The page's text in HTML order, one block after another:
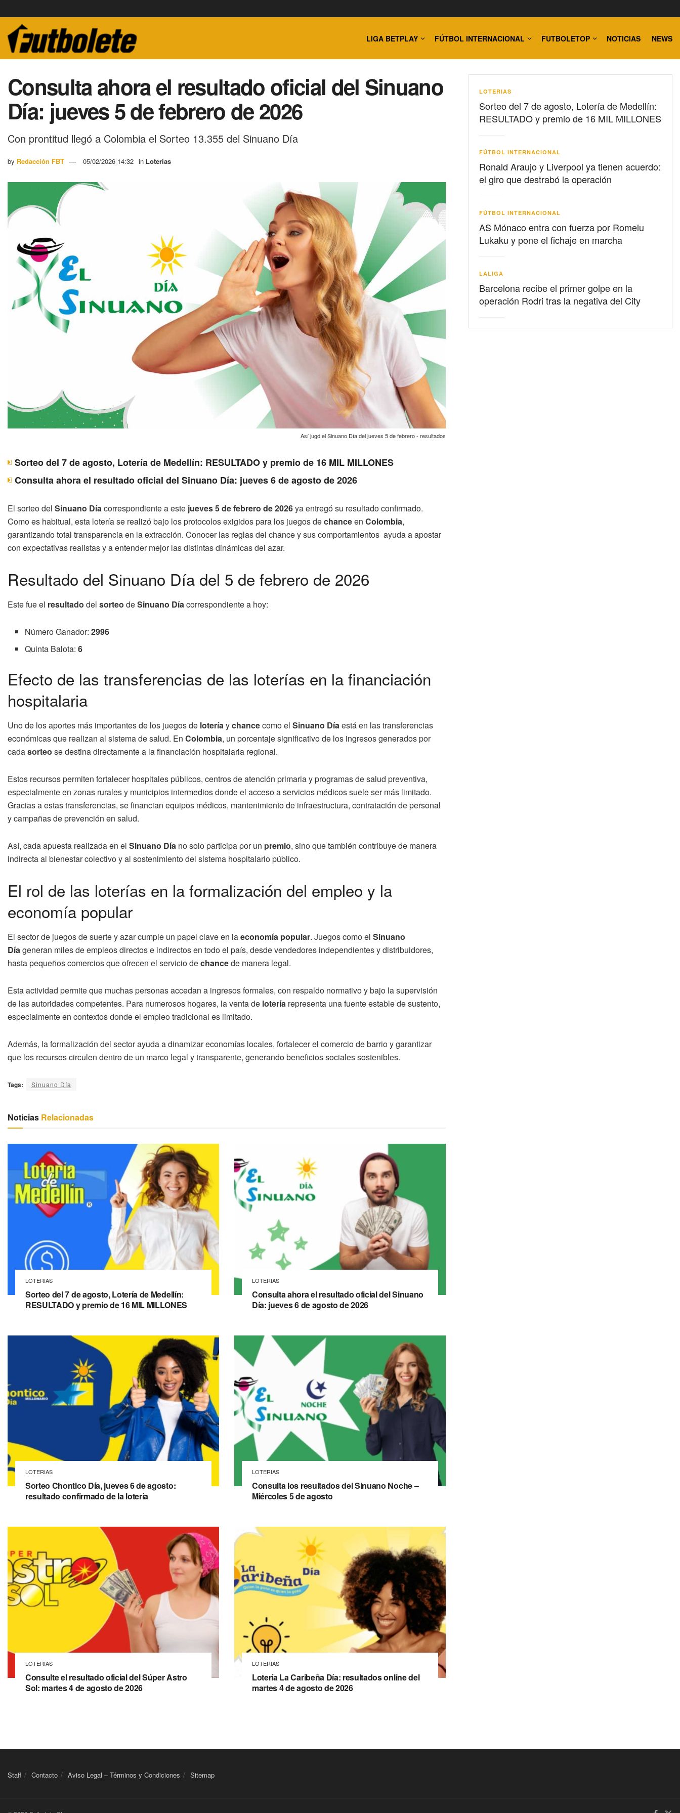
LIGA BETPLAY FÚTBOL INTERNACIONAL FUTBOLETOP NOTICIAS NEWS
Consulta ahora el resultado oficial del Sinuano
Día: jueves 5 de febrero de 2026
Con prontitud llegó a Colombia el Sorteo 13.355 del Sinuano Día
by Redacción FBT 05/02/2026 14:32 in Loterias
Así jugó el Sinuano Día del jueves 5 de febrero - resultados
Sorteo del 7 de agosto, Lotería de Medellín: RESULTADO y premio de 16 MIL MILLONES
Consulta ahora el resultado oficial del Sinuano Día: jueves 6 de agosto de 2026
El sorteo del Sinuano Díacorrespondiente a este jueves 5 de febrero de 2026ya entregó su resultado confirmado.
Como es habitual, esta lotería se realizó bajo los protocolos exigidos para los juegos dechanceen Colombia,
garantizando total transparencia en la extracción. Conocer las reglas del chance y sus comportamientos ayuda a apostar
con expectativas realistas y a entender mejor las distintas dinámicas del azar.
Resultado del Sinuano Día del 5 de febrero de 2026
Este fue el resultado del sorteo deSinuano Día correspondiente a hoy:
Número Ganador:2996
Quinta Balota:6
Efecto de las transferencias de las loterías en la financiación
hospitalaria
Uno de los aportes más importantes de los juegos de loteríaychancecomo el Sinuano Díaestá en las transferencias
económicas que realizan al sistema de salud. En Colombia, un porcentaje significativo de los ingresos generados por
cadasorteo se destina directamente a la financiación hospitalaria regional.
Estos recursos permiten fortalecer hospitales públicos, centros de atención primaria y programas de salud preventiva,
especialmente en zonas rurales y municipios intermedios donde el acceso a servicios médicos suele ser más limitado.
Gracias a estas transferencias, se financian equipos médicos, mantenimiento de infraestructura, contratación de personal
y campañas de prevención en salud.
Así, cada apuesta realizada en el Sinuano Día no solo participa por un premio, sino que también contribuye de manera
indirecta al bienestar colectivo y al sostenimiento del sistema hospitalario público.
El rol de las loterías en la formalización del empleo y la
economía popular
El sector de juegos de suerte y azar cumple un papel clave en laeconomía popular. Juegos como el Sinuano
Díageneran miles de empleos directos e indirectos en todo el país, desde vendedores independientes y distribuidores,
hasta pequeños comercios que ofrecen el servicio dechancede manera legal.
Esta actividad permite que muchas personas accedan a ingresos formales, con respaldo normativo y bajo la supervisión
de las autoridades competentes. Para numerosos hogares, la venta de lotería representa una fuente estable de sustento,
especialmente en contextos donde el empleo tradicional es limitado.
Además, la formalización del sector ayuda a dinamizar economías locales, fortalecer el comercio de barrio y garantizar
que los recursos circulen dentro de un marco legal y transparente, generando beneficios sociales sostenibles.
Tags: Sinuano Día
Noticias Relacionadas
LOTERIAS
Sorteo del 7 de agosto, Lotería de Medellín:
RESULTADO y premio de 16 MIL MILLONES
LOTERIAS
Consulta ahora el resultado oficial del Sinuano
Día: jueves 6 de agosto de 2026
LOTERIAS
Sorteo Chontico Día, jueves 6 de agosto:
resultado confirmado de la lotería
LOTERIAS
Consulta los resultados del Sinuano Noche –
Miércoles 5 de agosto
LOTERIAS
Consulte el resultado oficial del Súper Astro
Sol: martes 4 de agosto de 2026
LOTERIAS
Lotería La Caribeña Día: resultados online del
martes 4 de agosto de 2026
LOTERIAS
Sorteo del 7 de agosto, Lotería de Medellín:
RESULTADO y premio de 16 MIL MILLONES
FÚTBOL INTERNACIONAL
Ronald Araujo y Liverpool ya tienen acuerdo:
el giro que destrabó la operación
FÚTBOL INTERNACIONAL
AS Mónaco entra con fuerza por Romelu
Lukaku y pone el fichaje en marcha
LALIGA
Barcelona recibe el primer golpe en la
operación Rodri tras la negativa del City
Staff Contacto Aviso Legal – Términos y Condiciones Sitemap